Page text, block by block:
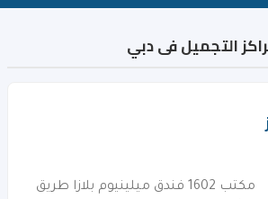
التجميل فى دبي
مكتب 1602 فندق ميلينيوم بلازا طريق